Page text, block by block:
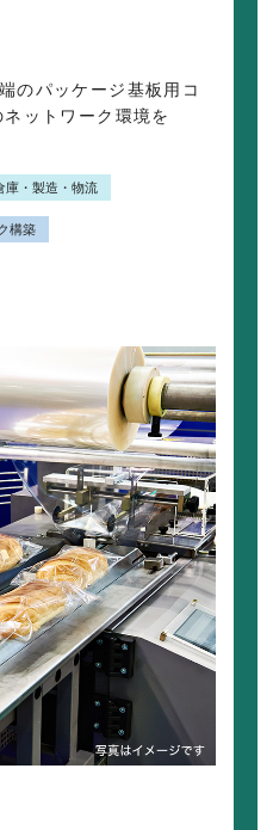
のパッケージ基板用コ
ットワーク環境を
庫・製造・物流
構築